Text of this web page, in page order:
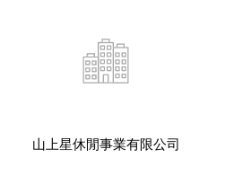
山上星休閒事業有限公司